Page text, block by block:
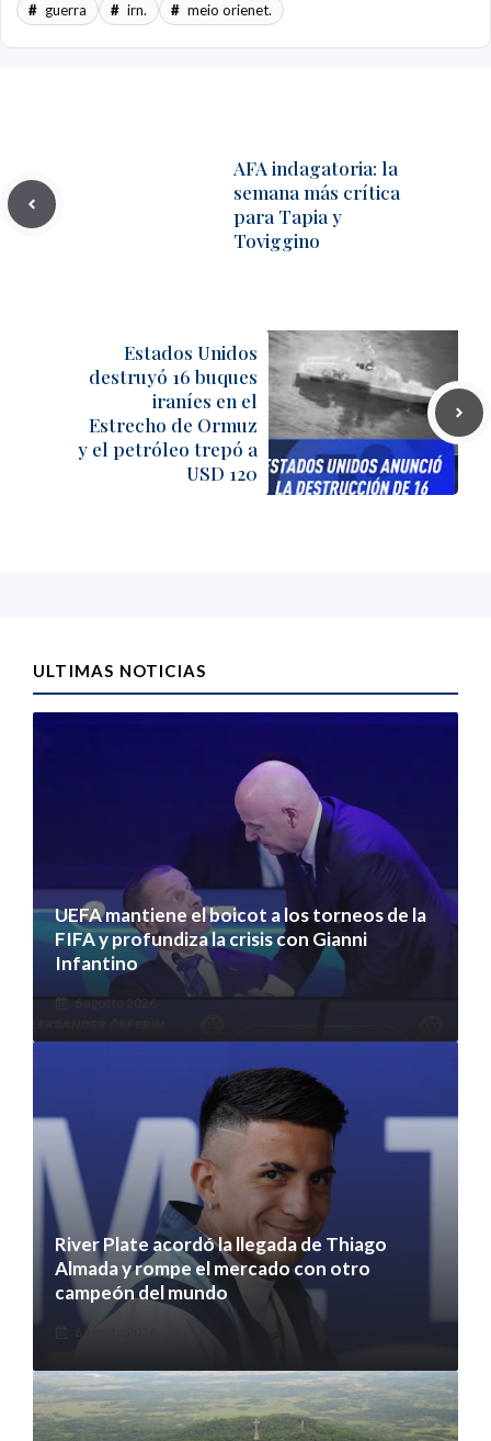
guerra irn. meio orienet.
AFA indagatoria: la
semana más crítica
para Tapia y
Toviggino
Estados Unidos
destruyó 16 buques
iraníes en el
Estrecho de Ormuz
y el petróleo trepó a
USD 120
ULTIMAS NOTICIAS
UEFA mantiene el boicot a los torneos de la
FIFA y profundiza la crisis con Gianni
Infantino
6 agosto 2026
River Plate acordó la llegada de Thiago
Almada y rompe el mercado con otro
campeón del mundo
6 agosto 2026